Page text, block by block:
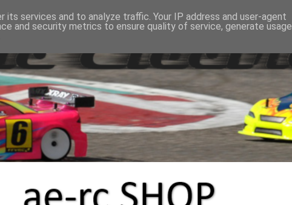
services and to analyze traffic. Your IP address and user-agent
and security metrics to ensure quality of service, generate usage